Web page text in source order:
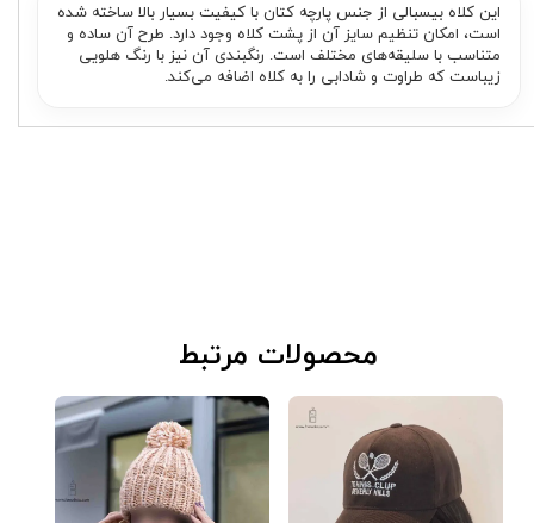
این کلاه بیسبالی از جنس پارچه کتان با کیفیت بسیار بالا ساخته شده
است، امکان تنظیم سایز آن از پشت کلاه وجود دارد. طرح آن ساده و
متناسب با سلیقه‌های مختلف است. رنگبندی آن نیز با رنگ هلویی
زیباست که طراوت و شادابی را به کلاه اضافه می‌کند.
​محصولات مرتبط